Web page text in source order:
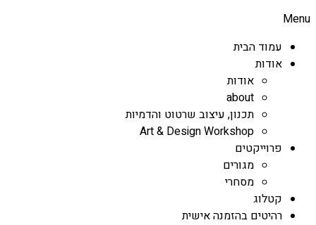
Menu
עמוד הבית
אודות
אודות
about
תכנון, עיצוב שרטוט והדמיות
Art & Design Workshop
פרוייקטים
מגורים
מסחרי
קטלוג
רהיטים בהזמנה אישית